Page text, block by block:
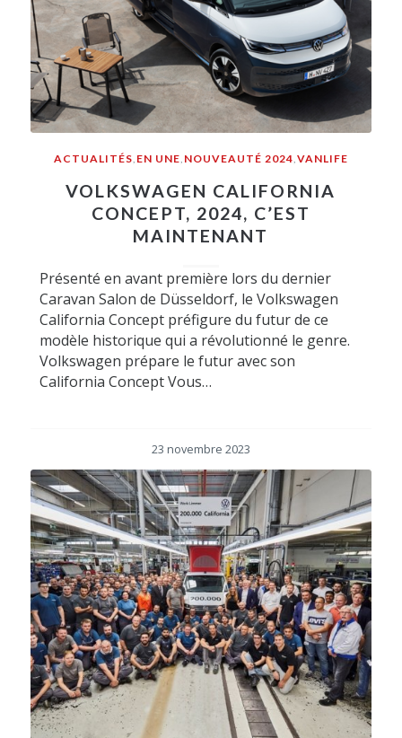
ACTUALITÉS, EN UNE, NOUVEAUTÉ 2024,VANLIFE
VOLKSWAGEN CALIFORNIA
CONCEPT, 2024, C’EST
MAINTENANT
Présenté en avant première lors du dernier
Caravan Salon de Düsseldorf, le Volkswagen
California Concept préfigure du futur de ce
modèle historique qui a révolutionné le genre.
Volkswagen prépare le futur avec son
California Concept Vous…
23 novembre 2023